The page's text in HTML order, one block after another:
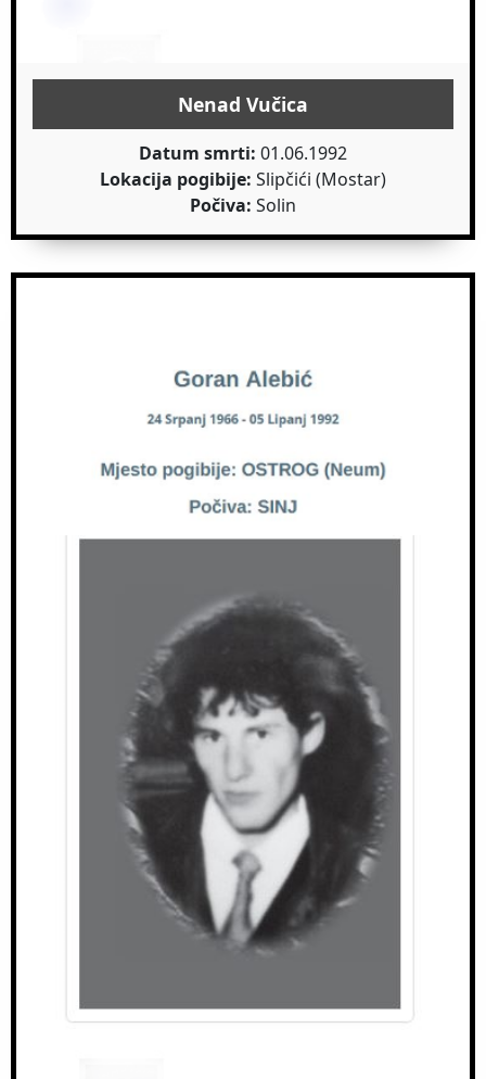
Nenad Vučica
Datum smrti: 01.06.1992
Lokacija pogibije: Slipčići (Mostar)
Počiva: Solin